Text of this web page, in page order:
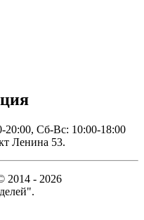
Сб-Вс: 10:00-18:00
Ленина 53.
2014 - 2026